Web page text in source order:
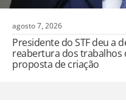
agosto 7, 2026
Presidente do STF deu a
reabertura dos trabalhos
proposta de criação